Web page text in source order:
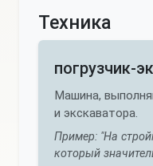
Техника
погрузчик-
Машина,
и экскаватора.
Пример: "На
который